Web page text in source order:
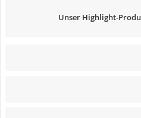
Unser Highlight-